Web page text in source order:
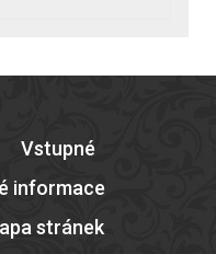
Vstupné
informace
stránek